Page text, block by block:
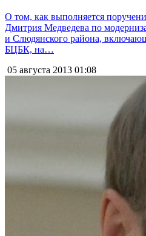
О том, как выполняется
Дмитрия Медведева по
и Слюдянского района,
БЦБК, на…
05 августа 2013 01:08